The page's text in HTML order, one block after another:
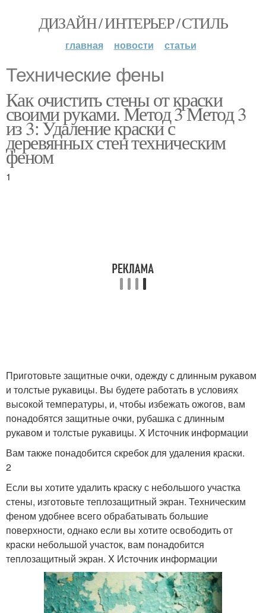
ДИЗАЙН / ИНТЕРЬЕР / СТИЛЬ
главная новости статьи
Технические фены
Как очистить стены от краски
своими руками. Метод 3 Метод 3
из 3: Удаление краски с
деревянных стен техническим
феном
1
Приготовьте защитные очки, одежду с длинным рукавом
и толстые рукавицы. Вы будете работать в условиях
высокой температуры, и, чтобы избежать ожогов, вам
понадобятся защитные очки, рубашка с длинным
рукавом и толстые рукавицы. X Источник информации
Вам также понадобится скребок для удаления краски.
2
Если вы хотите удалить краску с небольшого участка
стены, изготовьте теплозащитный экран. Техническим
феном удобнее всего обрабатывать большие
поверхности, однако если вы хотите освободить от
краски небольшой участок, вам понадобится
теплозащитный экран. X Источник информации